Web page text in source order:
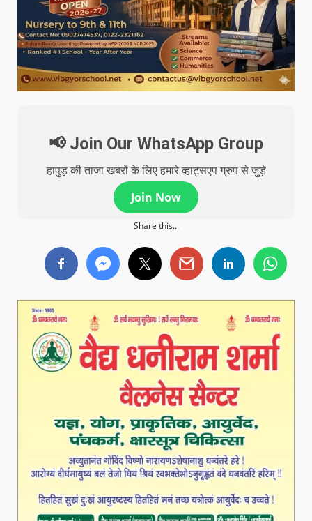
📢 Join Our WhatsApp Group
हापुड़ की ताजा खबरों के लिए हमारे व्हाट्सएप ग्रुप से जुड़े
Join Now
Share this...